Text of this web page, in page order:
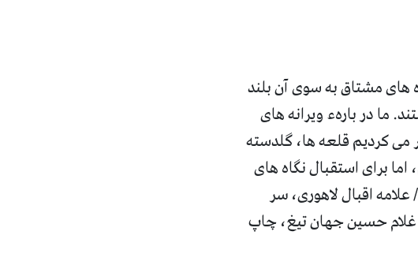
های مشتاق به سوی آن بلند
.ما در بارهء ویرانه های
می کردیم قلعه ها، گلدسته
برای استقبال نگاه های
/علامه اقبال لاهوری، سر
حسین جهان تیغ، چاپ